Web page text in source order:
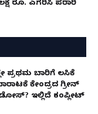
ರೂ. ಎಗರಿಸಿ ಪರಾರಿ
ಪ್ರಥಮ ಬಾರಿಗೆ ಲಸಿಕೆ
ಕೇಂದ್ರದ ಗ್ರೀನ್
ಡೋಸ್? ಇಲ್ಲಿದೆ ಕಂಪ್ಲೀಟ್